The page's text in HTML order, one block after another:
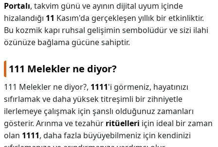
Portalı, takvim günü ve ayının dijital uyum içinde
hizalandığı 11 Kasım'da gerçekleşen yıllık bir etkinliktir.
Bu kozmik kapı ruhsal gelişimin sembolüdür ve sizi ilahi
özünüze bağlama gücüne sahiptir.
111 Melekler ne diyor?
111 Melekler ne diyor?, 1111'i görmeniz, hayatınızı
sıfırlamak ve daha yüksek titreşimli bir zihniyetle
ilerlemeye çalışmak için şanslı olduğunuz zamanları
gösterir. Arınma ve tezahür ritüelleri için ideal bir zaman
olan 1111, daha fazla büyüyebilmeniz için kendinizi